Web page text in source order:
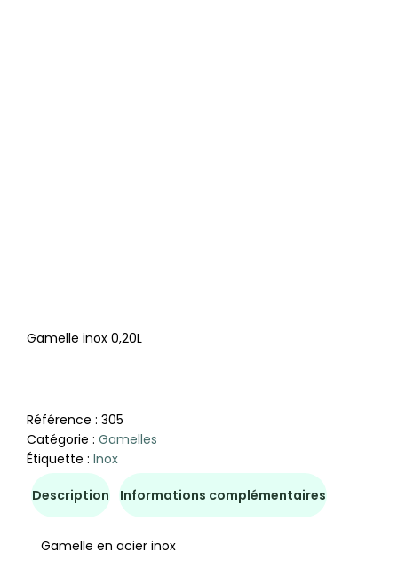
Gamelle inox 0,20L
Référence : 305
Catégorie : Gamelles
Étiquette : Inox
Description Informations complémentaires
Gamelle en acier inox